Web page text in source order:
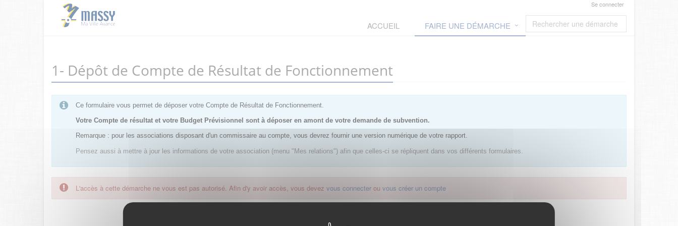
Se connecter
ACCUEIL FAIRE UNE DÉMARCHE
1- Dépôt de Compte de Résultat de Fonctionnement
Ce formulaire vous permet de déposer votre Compte de Résultat de Fonctionnement.
Votre Compte de résultat et votre Budget Prévisionnel sont à déposer en amont de votre demande de subvention.
Remarque : pour les associations disposant d'un commissaire au compte, vous devrez fournir une version numérique de votre rapport.
Pensez aussi à mettre à jour les informations de votre association (menu "Mes relations") afin que celles-ci se répliquent dans vos différents formulaires.
L'accès à cette démarche ne vous est pas autorisé. Afin d'y avoir accès, vous devez vous connecter ou vous créer un compte